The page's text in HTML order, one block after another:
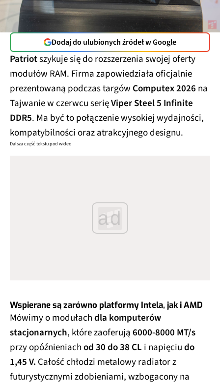
Dodaj do ulubionych źródeł w Google
Patriotszykuje się do rozszerzenia swojej oferty
modułów RAM. Firma zapowiedziała oficjalnie
prezentowaną podczas targów Computex 2026 na
Tajwanie w czerwcu serięViper Steel 5 Infinite
DDR5. Ma być to połączenie wysokiej wydajności,
kompatybilności oraz atrakcyjnego designu.
Dalsza część tekstu pod wideo
ad
Wspierane są zarówno platformy Intela, jak i AMD
Mówimy o modułachdla komputerów
stacjonarnych, które zaoferują6000-8000 MT/s
przy opóźnieniachod 30 do 38 CL i napięciudo
1,45 V. Całość chłodzi metalowy radiator z
futurystycznymi zdobieniami, wzbogacony na